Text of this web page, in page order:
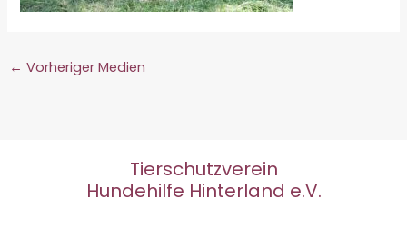
← Vorheriger Medien
Tierschutzverein
Hundehilfe Hinterland e.V.